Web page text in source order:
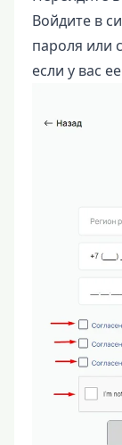
Войдите в
пароля или
если у вас